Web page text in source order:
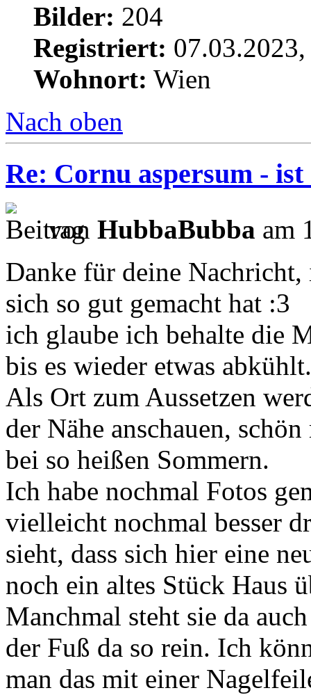
Bilder: 204
Registriert:
Wohnort: Wien
Nach oben
Re: Cornu aspersum -
von HubbaBubba am
Danke für deine Nachricht,
sich so gut gemacht hat :3
ich glaube ich behalte die
bis es wieder etwas abkühlt.
Als Ort zum Aussetzen
der Nähe anschauen,
bei so heißen Sommern.
Ich habe nochmal Fotos
vielleicht nochmal besser
sieht, dass sich hier eine
noch ein altes Stück Haus
Manchmal steht sie da
der Fuß da so rein. Ich
man das mit einer